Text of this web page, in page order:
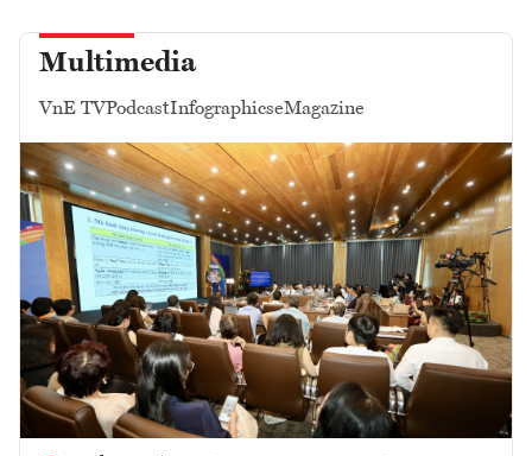
Multimedia
VnE TVPodcastInfographicseMagazine